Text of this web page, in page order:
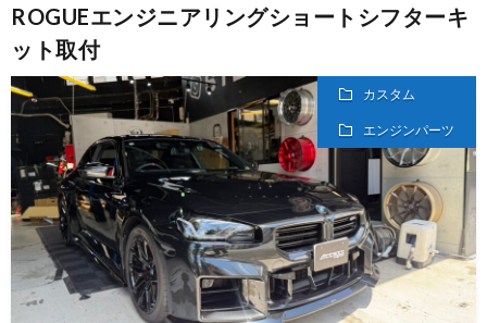
ROGUEエンジニアリングショートシフターキ
ット取付
カスタム
エンジンパーツ